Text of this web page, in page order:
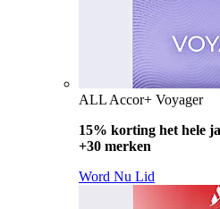
ALL Accor+ Voyager
15% korting het hele
+30 merken
Word Nu Lid